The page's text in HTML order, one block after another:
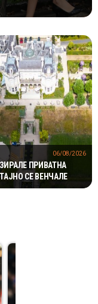
ПРИВАТНА
СЕ ВЕНЧАЛЕ
06/08/2026